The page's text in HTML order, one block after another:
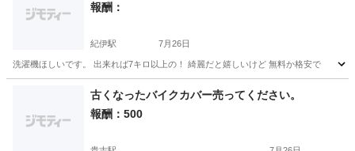
報酬：
紀伊駅 7月26日
洗濯機ほしいです。 出来れば7キロ以上の！ 綺麗だと嬉しいけど 無料か格安で
和歌山市 紀伊駅 買いたい/ください
古くなったバイクカバー売ってください。
報酬：500